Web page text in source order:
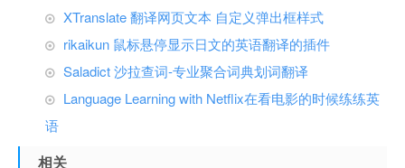
XTranslate 翻译网页文本 自定义弹出框样式
rikaikun 鼠标悬停显示日文的英语翻译的插件
Saladict 沙拉查词-专业聚合词典划词翻译
Language Learning with Netflix在看电影的时候练练英
语
相关